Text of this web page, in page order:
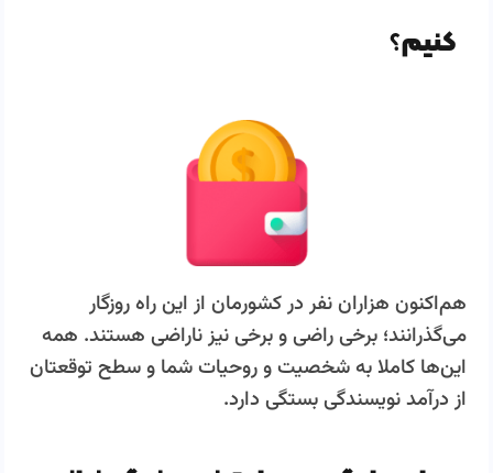
کنیم؟
هم‌اکنون هزاران نفر در کشورمان از این راه روزگار
می‌گذرانند؛ برخی راضی و برخی نیز ناراضی هستند. همه
این‌ها کاملا به شخصیت و روحیات شما و سطح توقعتان
از درآمد نویسندگی بستگی دارد.